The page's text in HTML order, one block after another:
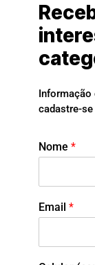
Informação
cadastre-
Nome *
Email *